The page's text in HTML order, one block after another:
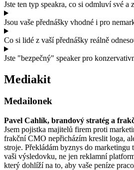
Jste ten typ speakra, co si odmluví své a
Jsou vaše přednášky vhodné i pro
Co si lidé z vaší přednášky reálně
Jste "bezpečný" speaker pro
Mediakit
Medailonek
Pavel Cahlík, brandový stratég a
Jsem pojistka majitelů firem proti
frakční CMO nepřicházím kreslit loga,
stroje. Překládám byznys do
vaši výsledovku, ne jen reklamní
který dohlíží na to, aby vaše peníze